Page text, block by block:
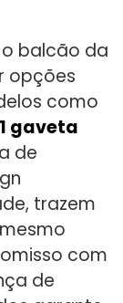
balcão da
opções
como
gaveta
de
trazem
com
de